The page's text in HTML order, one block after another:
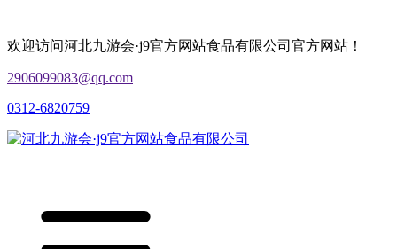
欢迎访问河北九游会·j9官方网站食品有限公司官方网站！
2906099083@qq.com
0312-6820759